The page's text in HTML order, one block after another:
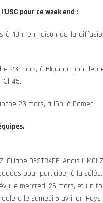
pour ce week end :
à 13h, en raison de la
23 mars, à Blagnac pour le
23 mars, à 15h, à Domec !
DESTRADE, Anaïs
pour participer à la
le mercredi 26 mars, et un
le samedi 5 avril en Pays